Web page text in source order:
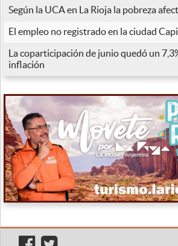
Según la UCA en La Rioja la pobreza
El empleo no registrado en la ciudad
La coparticipación de junio quedó un
inflación